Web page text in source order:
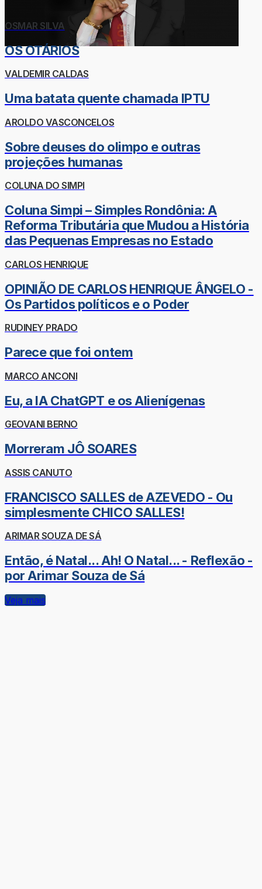
OSMAR SILVA
OS OTÁRIOS
VALDEMIR CALDAS
Uma batata quente chamada IPTU
AROLDO VASCONCELOS
Sobre deuses do olimpo e outras
projeções humanas
COLUNA DO SIMPI
Coluna Simpi – Simples Rondônia: A
Reforma Tributária que Mudou a História
das Pequenas Empresas no Estado
CARLOS HENRIQUE
OPINIÃO DE CARLOS HENRIQUE ÂNGELO -
Os Partidos políticos e o Poder
RUDINEY PRADO
Parece que foi ontem
MARCO ANCONI
Eu, a IA ChatGPT e os Alienígenas
GEOVANI BERNO
Morreram JÔ SOARES
ASSIS CANUTO
FRANCISCO SALLES de AZEVEDO - Ou
simplesmente CHICO SALLES!
ARIMAR SOUZA DE SÁ
Então, é Natal... Ah! O Natal... - Reflexão -
por Arimar Souza de Sá
Veja mais